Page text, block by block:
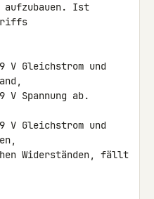
aufzubauen. Ist
V Gleichstrom und
Spannung ab.
V Gleichstrom und
Widerständen, fällt